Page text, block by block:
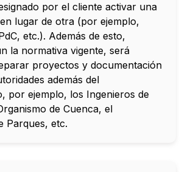
por el cliente activar una
lugar de otra (por ejemplo,
etc.). Además de esto,
la normativa vigente, será
proyectos y documentación
además del
por ejemplo, los Ingenieros de
de Cuenca, el
Parques, etc.